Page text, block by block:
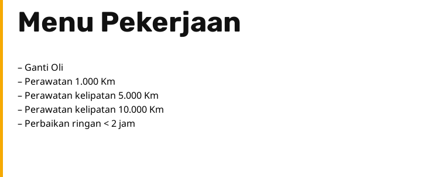
Menu Pekerjaan
– Ganti Oli
– Perawatan 1.000 Km
– Perawatan kelipatan 5.000 Km
– Perawatan kelipatan 10.000 Km
– Perbaikan ringan < 2 jam